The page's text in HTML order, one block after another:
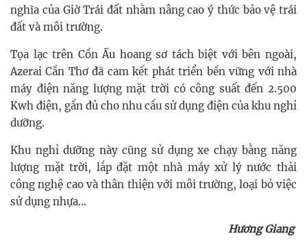
nghĩa của Giờ Trái đất nhằm nâng cao ý thức bảo vệ trái
đất và môi trường.
Tọa lạc trên Cồn Ấu hoang sơ tách biệt với bên ngoài,
Azerai Cần Thơ đã cam kết phát triển bền vững với nhà
máy điện năng lượng mặt trời có công suất đến 2.500
Kwh điện, gần đủ cho nhu cầu sử dụng điện của khu nghỉ
dưỡng.
Khu nghỉ dưỡng này cũng sử dụng xe chạy bằng năng
lượng mặt trời, lắp đặt một nhà máy xử lý nước thải
công nghệ cao và thân thiện với môi trường, loại bỏ việc
sử dụng nhựa...
Hương Giang